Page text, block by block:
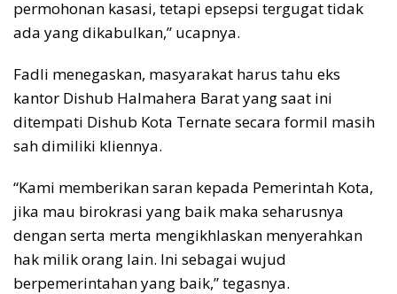
permohonan kasasi, tetapi epsepsi tergugat tidak
ada yang dikabulkan,” ucapnya.
Fadli menegaskan, masyarakat harus tahu eks
kantor Dishub Halmahera Barat yang saat ini
ditempati Dishub Kota Ternate secara formil masih
sah dimiliki kliennya.
“Kami memberikan saran kepada Pemerintah Kota,
jika mau birokrasi yang baik maka seharusnya
dengan serta merta mengikhlaskan menyerahkan
hak milik orang lain. Ini sebagai wujud
berpemerintahan yang baik,” tegasnya.